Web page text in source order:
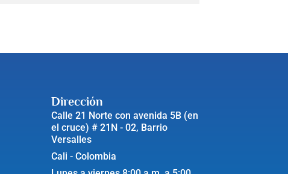
Dirección
Calle 21 Norte con avenida 5B (en
el cruce) # 21N - 02, Barrio
Versalles
Cali - Colombia